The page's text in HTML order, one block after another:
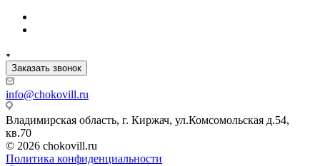
Заказать звонок
info@chokovill.ru
Владимирская область, г. Киржач, ул.Комсомольская д.54,
кв.70
© 2026 chokovill.ru
Политика конфиденциальности